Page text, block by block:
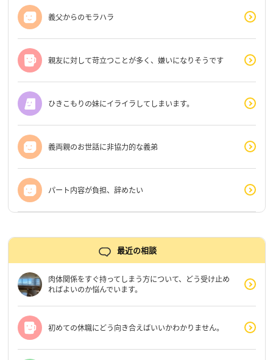
義父からのモラハラ
親友に対して苛立つことが多く、嫌いになりそうです
ひきこもりの妹にイライラしてしまいます。
義両親のお世話に非協力的な義弟
パート内容が負担、辞めたい
最近の相談
肉体関係をすぐ持ってしまう方について、どう受け止め
ればよいのか悩んでいます。
初めての休職にどう向き合えばいいかわかりません。